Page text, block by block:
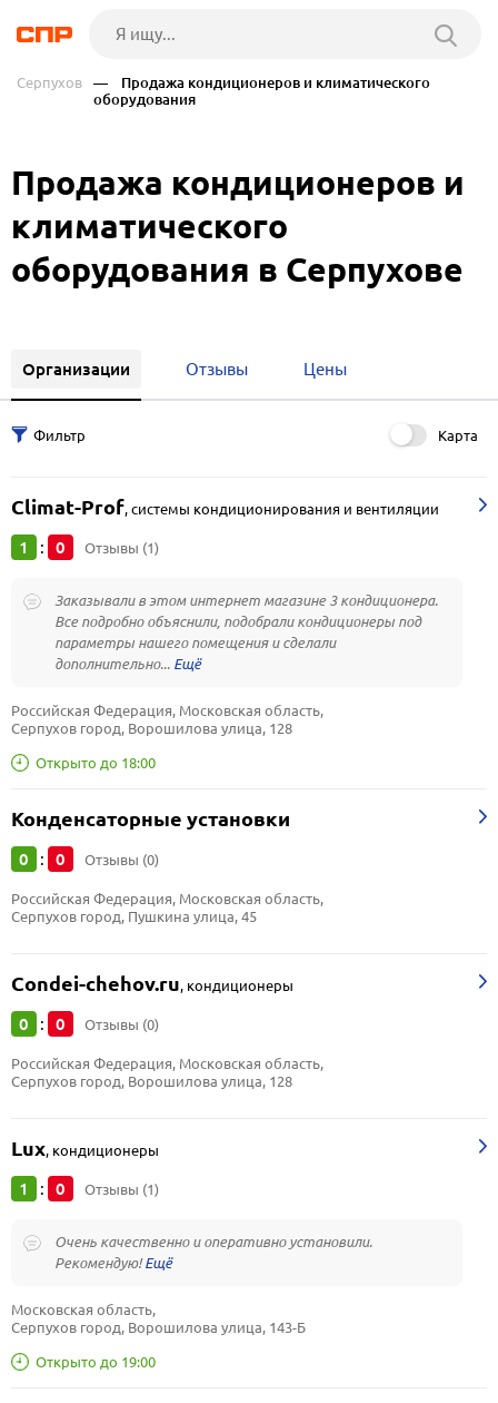
Серпухов
— Продажа кондиционеров и климатического
оборудования
Продажа кондиционеров и
климатического
оборудования в Серпухове
Организации Отзывы Цены
Карта
Climat-Prof,системы кондиционирования и вентиляции
1 : 0 Отзывы (1)
Заказывали в этом интернет магазине 3 кондиционера.
Все подробно объяснили, подобрали кондиционеры под
параметры нашего помещения и сделали
дополнительно...
Открыто до 18:00
Российская Федерация, Московская область,
Серпухов город, Ворошилова улица, 128
Конденсаторные установки
0 : 0 Отзывы (0)
Российская Федерация, Московская область,
Серпухов город, Пушкина улица, 45
Condei-chehov.ru, кондиционеры
0 : 0 Отзывы (0)
Российская Федерация, Московская область,
Серпухов город, Ворошилова улица, 128
Lux, кондиционеры
1 : 0 Отзывы (1)
Очень качественно и оперативно установили.
Рекомендую!
Открыто до 19:00
Московская область,
Серпухов город, Ворошилова улица, 143-Б